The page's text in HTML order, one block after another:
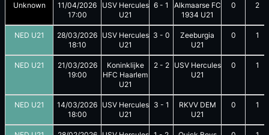
Unknown
11/04/2026
17:00
USV Hercules
U21
6 - 1
Alkmaarse FC
1934 U21
0 2
NED U21
28/03/2026
18:10
USV Hercules
U21
3 - 0
Zeeburgia
U21
0 1
NED U21
21/03/2026
19:00
Koninklijke
HFC Haarlem
U21
2- 2
USV Hercules
U21
0 1
NED U21
14/03/2026
18:00
USV Hercules
U21
3 - 1
RKVV DEM
U21
0 1